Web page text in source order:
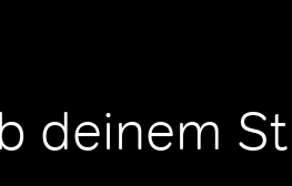
deinem